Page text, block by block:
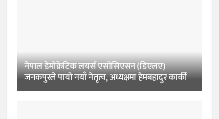
नेपाल डेमोक्रेटिक लयर्स एसोसिएसन (डिएलए)
जनकपुरले पायो नयाँ नेतृत्व, अध्यक्षमा हेमबहादुर कार्की